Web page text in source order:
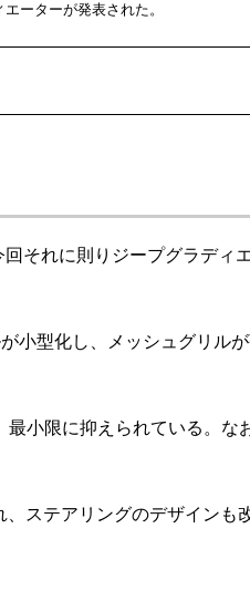
ーターが発表された。
それに則りジープグラディ
小型化し、メッシュグリル
小限に抑えられている。な
ステアリングのデザインも